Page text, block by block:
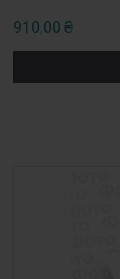
910,00 ₴